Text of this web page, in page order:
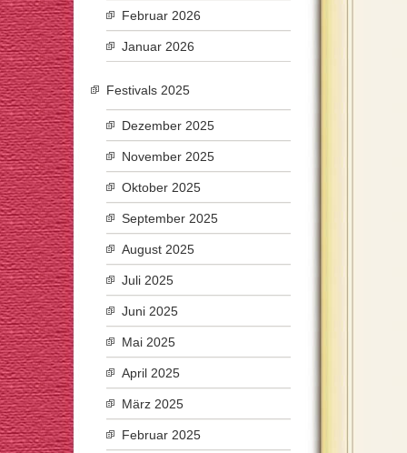
Februar 2026
Januar 2026
Festivals 2025
Dezember 2025
November 2025
Oktober 2025
September 2025
August 2025
Juli 2025
Juni 2025
Mai 2025
April 2025
März 2025
Februar 2025